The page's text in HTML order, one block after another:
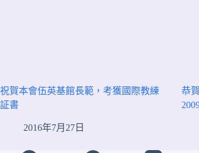
祝賀本會伍英基館長範，考獲國際教練
証書
2016年7月27日
恭